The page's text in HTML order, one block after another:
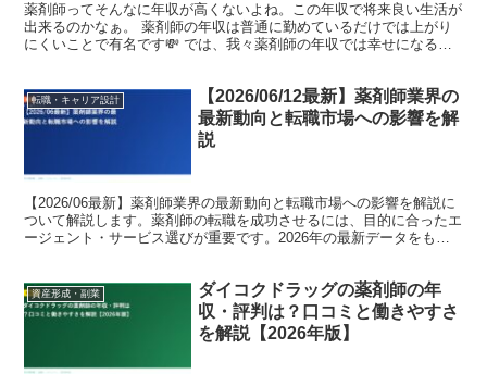
薬剤師ってそんなに年収が高くないよね。この年収で将来良い生活が
出来るのかなぁ。 薬剤師の年収は普通に勤めているだけでは上がり
にくいことで有名です💸 では、我々薬剤師の年収では幸せになる事
転職・キャリア設計
【2026/06/12最新】薬剤師業界の
最新動向と転職市場への影響を解
説
【2026/06最新】薬剤師業界の最新動向と転職市場への影響を解説に
ついて解説します。薬剤師の転職を成功させるには、目的に合ったエ
ージェント・サービス選びが重要です。2026年の最新データをもと
資産形成・副業
ダイコクドラッグの薬剤師の年
収・評判は？口コミと働きやすさ
を解説【2026年版】